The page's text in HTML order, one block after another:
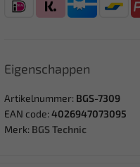
Eigenschappen
Artikelnummer: BGS-7309
EAN code: 4026947073095
Merk: BGS Technic